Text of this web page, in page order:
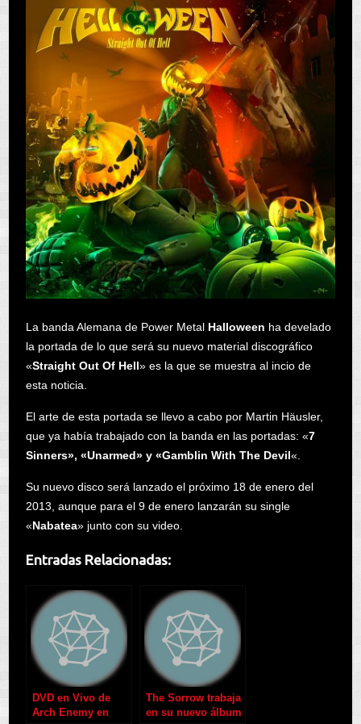
La banda Alemana de Power Metal Halloween ha develado
la portada de lo que será su nuevo material discográfico
«Straight Out Of Hell» es la que se muestra al incio de
esta noticia.
El arte de esta portada se llevo a cabo por Martin Häusler,
que ya había trabajado con la banda en las portadas: «7
Sinners», «Unarmed» y «Gamblin With The Devil«.
Su nuevo disco será lanzado el próximo 18 de enero del
2013, aunque para el 9 de enero lanzarán su single
«Nabatea» junto con su video.
Entradas Relacionadas:
DVD en Vivo de
Arch Enemy en
The Sorrow trabaja
en su nuevo álbum